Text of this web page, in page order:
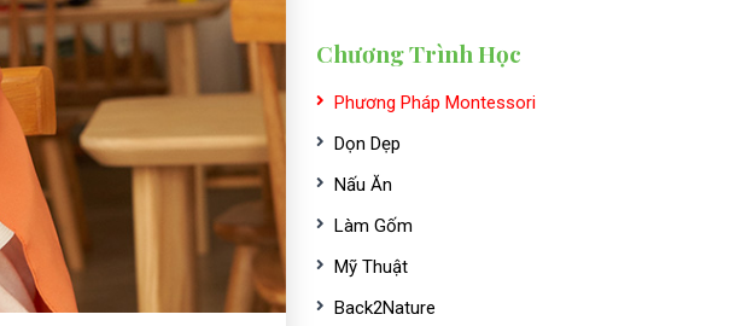
Chương Trình Học
Phương Pháp Montessori
Dọn Dẹp
Nấu Ăn
Làm Gốm
Mỹ Thuật
Back2Nature